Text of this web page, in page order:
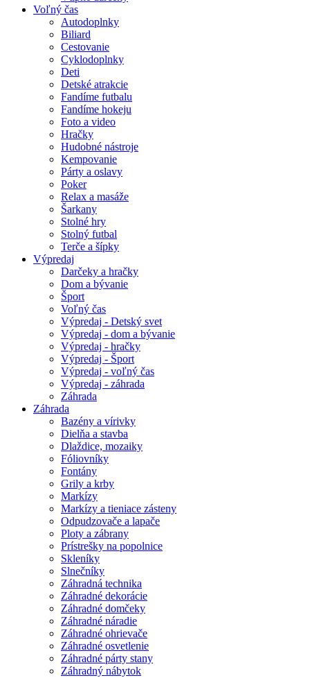
Voľný čas
Autodoplnky
Biliard
Cestovanie
Cyklodoplnky
Deti
Detské atrakcie
Fandíme futbalu
Fandíme hokeju
Foto a video
Hračky
Hudobné nástroje
Kempovanie
Párty a oslavy
Poker
Relax a masáže
Šarkany
Stolné hry
Stolný futbal
Terče a šípky
Výpredaj
Darčeky a hračky
Dom a bývanie
Šport
Voľný čas
Výpredaj - Detský svet
Výpredaj - dom a bývanie
Výpredaj - hračky
Výpredaj - Šport
Výpredaj - voľný čas
Výpredaj - záhrada
Záhrada
Záhrada
Bazény a vírivky
Dielňa a stavba
Dlaždice, mozaiky
Fóliovníky
Fontány
Grily a krby
Markízy
Markízy a tieniace zásteny
Odpudzovače a lapače
Ploty a zábrany
Prístrešky na popolnice
Skleníky
Slnečníky
Záhradná technika
Záhradné dekorácie
Záhradné domčeky
Záhradné náradie
Záhradné ohrievače
Záhradné osvetlenie
Záhradné párty stany
Záhradný nábytok